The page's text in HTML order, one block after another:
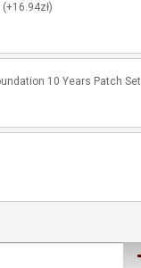
10 Years Patch Set